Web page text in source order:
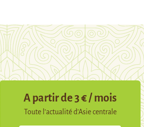
A partir de 3 € / mois
Toute l’actualité d’Asie centrale